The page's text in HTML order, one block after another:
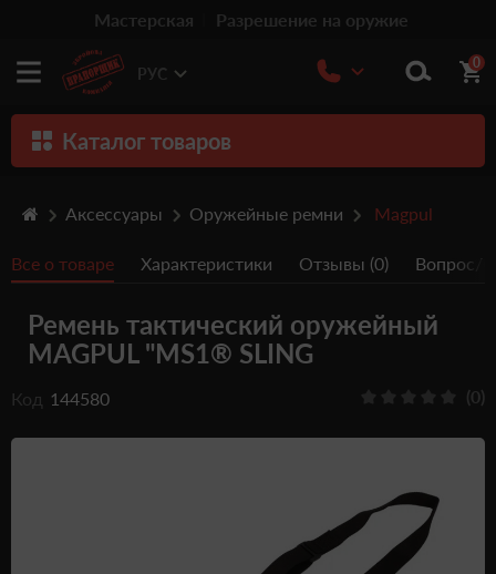
Мастерская Разрешение на оружие
РУС
0
Каталог товаров
Травматическое оружие
Пистолеты
Оптика
Тюнинг
Аксессуары Оружейные ремни Magpul
Все о товаре Характеристики Отзывы (0) Вопрос/
Ремень тактический оружейный
MAGPUL "MS1® SLING
Код 144580 (0)